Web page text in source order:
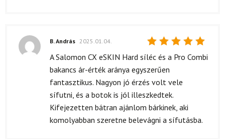
Értékelés:
B. András 2025.01.04.
A Salomon CX eSKIN Hard síléc és a Pro Combi
bakancs ár-érték aránya egyszerűen
fantasztikus. Nagyon jó érzés volt vele
sífutni, és a botok is jól illeszkedtek.
Kifejezetten bátran ajánlom bárkinek, aki
komolyabban szeretne belevágni a sífutásba.